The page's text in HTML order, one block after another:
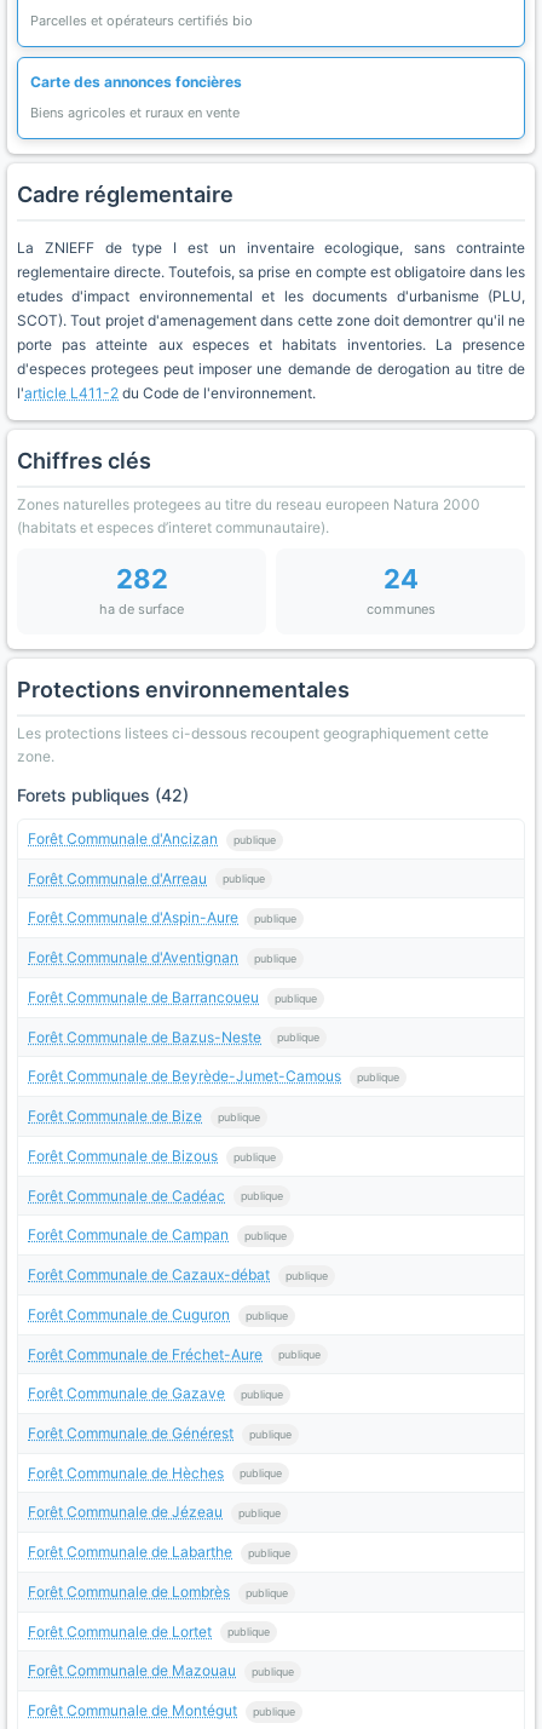
Parcelles et opérateurs certifiés bio
Carte des annonces foncières
Biens agricoles et ruraux en vente
Cadre réglementaire
La ZNIEFF de type I est un inventaire ecologique, sans contrainte
reglementaire directe. Toutefois, sa prise en compte est obligatoire dans les
etudes d'impact environnemental et les documents d'urbanisme (PLU,
SCOT). Tout projet d'amenagement dans cette zone doit demontrer qu'il ne
porte pas atteinte aux especes et habitats inventories. La presence
d'especes protegees peut imposer une demande de derogation au titre de
l'article L411-2 du Code de l'environnement.
Chiffres clés
Zones naturelles protegees au titre du reseau europeen Natura 2000
(habitats et especes d’interet communautaire).
282
ha de surface
24
communes
Protections environnementales
Les protections listees ci-dessous recoupent geographiquement cette
zone.
Forets publiques (42)
Forêt Communale d'Ancizan publique
Forêt Communale d'Arreau publique
Forêt Communale d'Aspin-Aure publique
Forêt Communale d'Aventignan publique
Forêt Communale de Barrancoueu publique
Forêt Communale de Bazus-Neste publique
Forêt Communale de Beyrède-Jumet-Camous publique
Forêt Communale de Bize publique
Forêt Communale de Bizous publique
Forêt Communale de Cadéac publique
Forêt Communale de Campan publique
Forêt Communale de Cazaux-débat publique
Forêt Communale de Cuguron publique
Forêt Communale de Fréchet-Aure publique
Forêt Communale de Gazave publique
Forêt Communale de Générest publique
Forêt Communale de Hèches publique
Forêt Communale de Jézeau publique
Forêt Communale de Labarthe publique
Forêt Communale de Lombrès publique
Forêt Communale de Lortet publique
Forêt Communale de Mazouau publique
Forêt Communale de Montégut publique